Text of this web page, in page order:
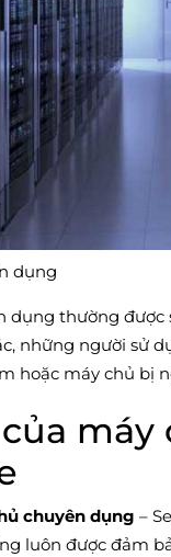
dụng
dụng thường
những người sử
hoặc máy chủ bị
chuyên dụng –
luôn được đảm